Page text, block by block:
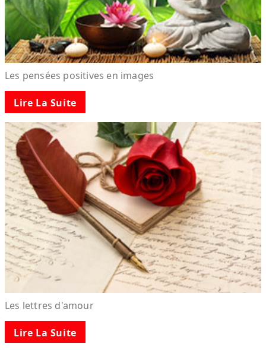
Les pensées positives en images
Lire La Suite
Les lettres d'amour
Lire La Suite